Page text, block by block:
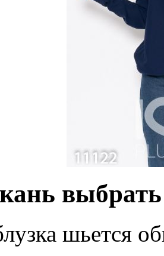
выбрать
шьется